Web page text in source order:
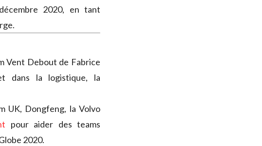
2020, en tant
Vent Debout de Fabrice
dans la logistique, la
UK, Dongfeng, la Volvo
pour aider des teams
2020.